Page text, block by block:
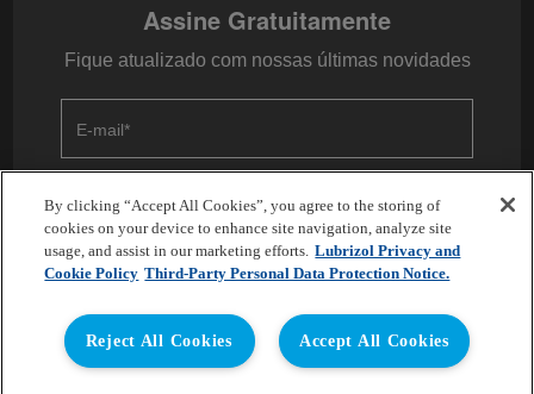
Assine Gratuitamente
Fique atualizado com nossas últimas novidades
E-mail*
Copyright © 2026 Lubrizol Advanced Materials, Inc. | All
Rights Reserved.
By clicking “Accept All Cookies”, you agree to the storing of
cookies on your device to enhance site navigation, analyze site
usage, and assist in our marketing efforts. Lubrizol Privacy and
Cookie Policy Third-Party Personal Data Protection Notice.
Accept All Cookies
Reject All Cookies